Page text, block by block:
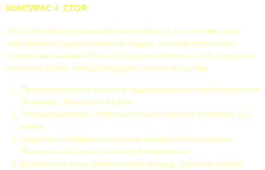
КОМПЛЕКС 4. СТОЯ
Этот комплекс упражнений выполняется в том случае, если
заболевание еще в начальной стадии, и продолжительное
стояние не вызывает боли. Исходная позиция – стоя, опираясь
на спинку стула, чтобы разгрузить коленный сустав:
Приподнимаемся на носки, задержавшись в этой позиции на
30 секунд. Повторить 10 раз.
Перекатываемся с пятки на носок и обратно в течение 1-2
минут.
Медленно отводим по очереди каждую ногу в сторону.
Повторить по 6 раз для каждой конечности.
Выполняем махи прямой ногой вперед. Сначала правой,